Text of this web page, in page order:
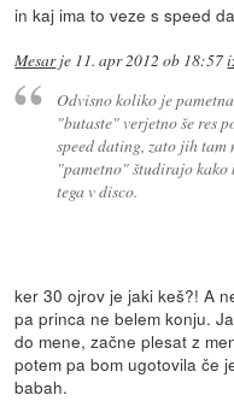
in kaj ima to veze s speed
Mesarje 11. apr 2012 ob 18:57
Odvisno koliko je
"butaste" verjetno še res
speed dating, zato jih
"pametno" študirajo kako
tega v disco.
ker 30 ojrov je jaki keš?! A
pa princa ne belem konju.
do mene, začne plesat z
potem pa bom ugotovila če
babah.